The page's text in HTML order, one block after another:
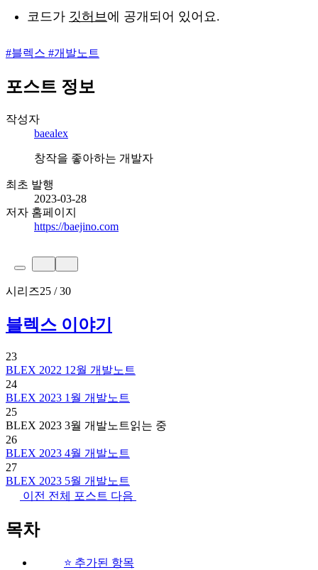
코드가 깃허브 에 공개되어 있어요.
#블렉스 #개발노트
포스트 정보
작성자
baealex
창작을 좋아하는 개발자
최초 발행
2023-03-28
저자 홈페이지
https://baejino.com
시리즈25 / 30
블렉스 이야기
23
BLEX 2022 12월 개발노트
24
BLEX 2023 1월 개발노트
25
BLEX 2023 3월 개발노트읽는 중
26
BLEX 2023 4월 개발노트
27
BLEX 2023 5월 개발노트
이전 전체 포스트 다음
목차
⭐ 추가된 항목